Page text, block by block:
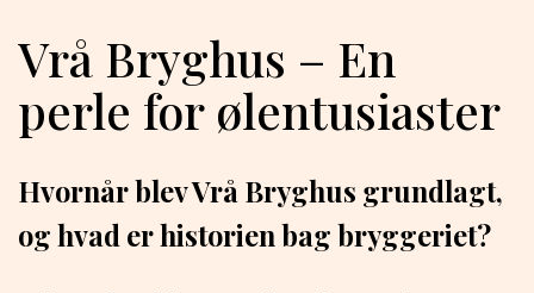
Vrå Bryghus – En
perle for ølentusiaster
Hvornår blev Vrå Bryghus grundlagt,
og hvad er historien bag bryggeriet?